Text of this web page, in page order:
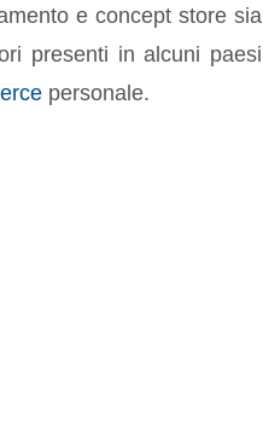
e concept store sia
presenti in alcuni paesi
personale.